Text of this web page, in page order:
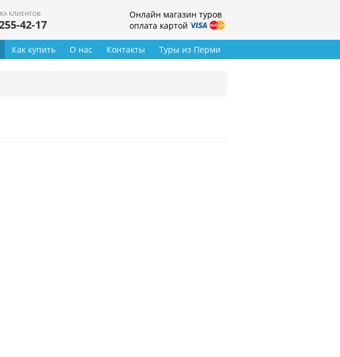
КЛИЕНТОВ
42-17
Онлайн магазин туров
оплата картой
Туры из Перми
Как купить О нас Контакты